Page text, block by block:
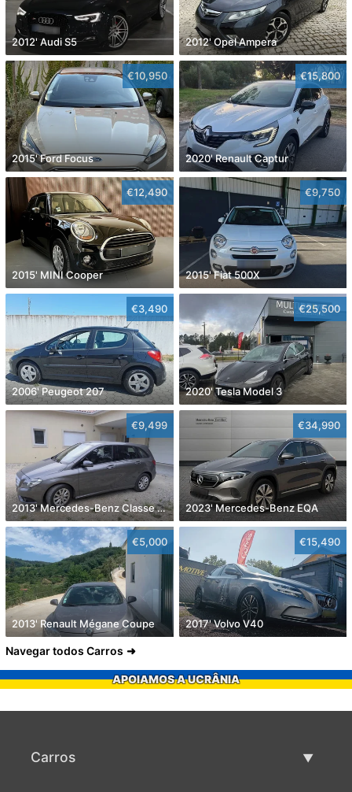
2012' Audi S5 2012' Opel Ampera
€10,950
2015' Ford Focus
€15,800
2020' Renault Captur
€12,490
2015' MINI Cooper
€9,750
2015' Fiat 500X
€3,490
2006' Peugeot 207
€25,500
2020' Tesla Model 3
€9,499
2013' Mercedes-Benz Classe B Cdi Style Aut.
€34,990
2023' Mercedes-Benz EQA
€5,000
2013' Renault Mégane Coupe
€15,490
2017' Volvo V40
Navegar todos Carros
APOIAMOS A UCRÂNIA
Carros